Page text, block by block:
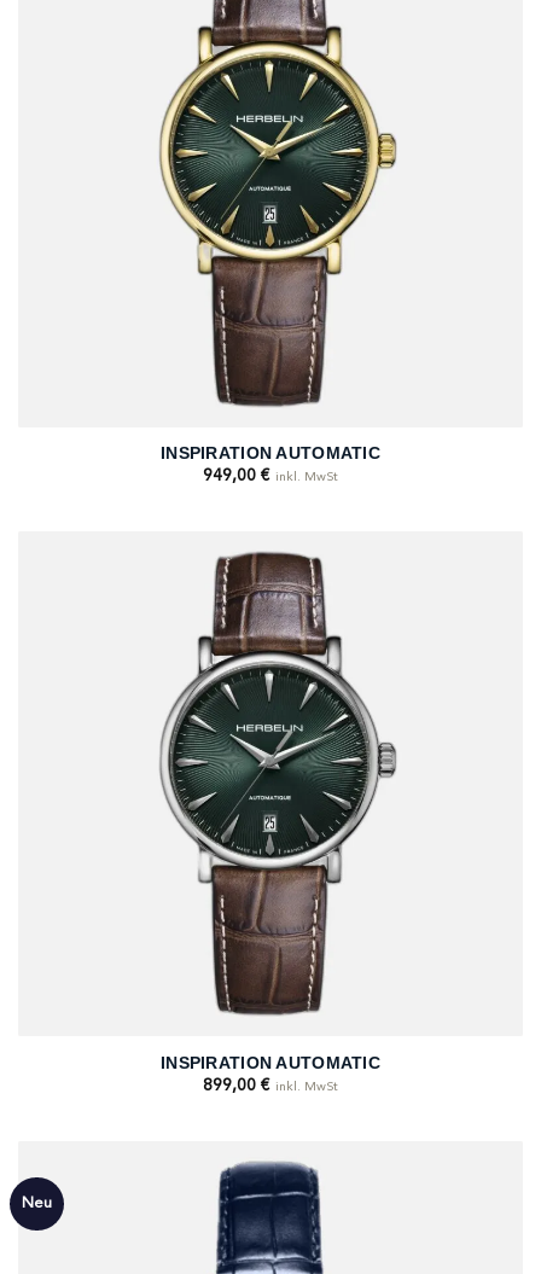
INSPIRATION AUTOMATIC
949,00 € inkl. MwSt
INSPIRATION AUTOMATIC
899,00 € inkl. MwSt
Neu